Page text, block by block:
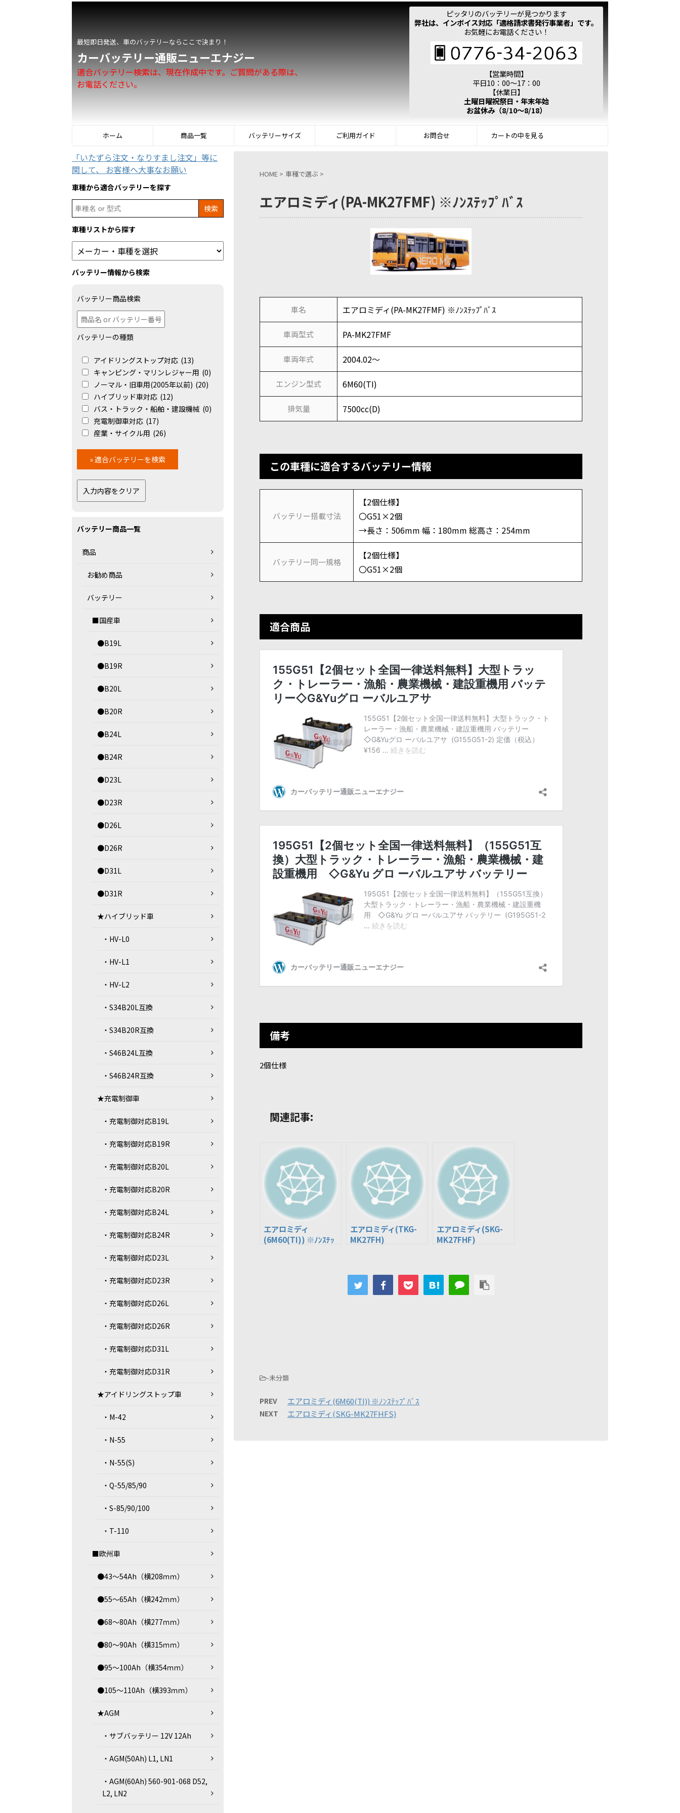
最短即日発送、車のバッテリーならここで決まり！
カーバッテリー通販ニューエナジー
適合バッテリー検索は、現在作成中です。ご質問がある際は、
お電話ください。
ピッタリのバッテリーが見つかります
弊社は、インボイス対応「適格請求書発行事業者」です。
お気軽にお電話ください！
【営業時間】
平日10：00～17：00
【休業日】
土曜日曜祝祭日・年末年始
お盆休み（8/10～8/18）
ホーム 商品一覧 バッテリーサイズ ご利用ガイド お問合せ カートの中を見る
HOME > 車種で選ぶ >
エアロミディ(PA-MK27FMF) ※ﾉﾝｽﾃｯﾌﾟﾊﾞｽ
車名 エアロミディ(PA-MK27FMF) ※ﾉﾝｽﾃｯﾌﾟﾊﾞｽ
車両型式 PA-MK27FMF
車両年式 2004.02～
エンジン型式 6M60(TI)
排気量 7500cc(D)
この車種に適合するバッテリー情報
バッテリー搭載寸法
【2個仕様】
〇G51×2個
→長さ：506mm 幅：180mm 総高さ：254mm
バッテリー同一規格
【2個仕様】
〇G51×2個
適合商品
備考
2個仕様
関連記事:
エアロミディ
(6M60(TI)) ※ﾉﾝｽﾃｯ
エアロミディ(TKG-
MK27FH)
エアロミディ(SKG-
MK27FHF)
-未分類
PREV エアロミディ(6M60(TI)) ※ﾉﾝｽﾃｯﾌﾟﾊﾞｽ
NEXT エアロミディ(SKG-MK27FHFS)
「いたずら注文・なりすまし注文」等に
関して、 お客様へ大事なお願い
車種から適合バッテリーを探す
Search
for:
車種リストから探す
バッテリー情報から検索
バッテリー商品検索
バッテリーの種類
アイドリングストップ対応 (13)
キャンピング・マリンレジャー用 (0)
ノーマル・旧車用(2005年以前) (20)
ハイブリッド車対応 (12)
バス・トラック・船舶・建設機械 (0)
充電制御車対応 (17)
産業・サイクル用 (26)
バッテリー商品一覧
商品
お勧め商品
バッテリー
■国産車
●B19L
●B19R
●B20L
●B20R
●B24L
●B24R
●D23L
●D23R
●D26L
●D26R
●D31L
●D31R
★ハイブリッド車
・HV-L0
・HV-L1
・HV-L2
・S34B20L互換
・S34B20R互換
・S46B24L互換
・S46B24R互換
★充電制御車
・充電制御対応B19L
・充電制御対応B19R
・充電制御対応B20L
・充電制御対応B20R
・充電制御対応B24L
・充電制御対応B24R
・充電制御対応D23L
・充電制御対応D23R
・充電制御対応D26L
・充電制御対応D26R
・充電制御対応D31L
・充電制御対応D31R
★アイドリングストップ車
・M-42
・N-55
・N-55(S)
・Q-55/85/90
・S-85/90/100
・T-110
■欧州車
●43～54Ah（横208ｍｍ）
●55～65Ah（横242ｍｍ）
●68～80Ah（横277ｍｍ）
●80～90Ah（横315ｍｍ）
●95～100Ah（横354ｍｍ）
●105～110Ah（横393ｍｍ）
★AGM
・サブバッテリー 12V 12Ah
・AGM(50Ah) L1, LN1
・AGM(60Ah) 560-901-068 D52,
L2, LN2